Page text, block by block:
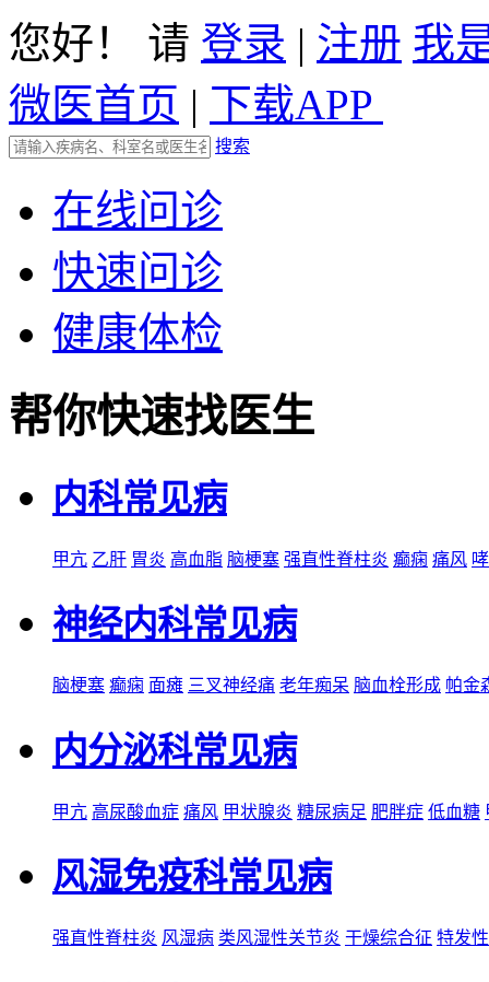
您好！ 请 登录 | 注册 我
微医首页 | 下载APP
搜索
在线问诊
快速问诊
健康体检
帮你快速找医生
内科常见病
甲亢 乙肝 胃炎 高血脂 脑梗塞 强直性脊柱炎 癫痫 痛风
神经内科常见病
脑梗塞 癫痫 面瘫 三叉神经痛 老年痴呆 脑血栓形成 帕金
内分泌科常见病
甲亢 高尿酸血症 痛风 甲状腺炎 糖尿病足 肥胖症 低血糖
风湿免疫科常见病
强直性脊柱炎 风湿病 类风湿性关节炎 干燥综合征 特发